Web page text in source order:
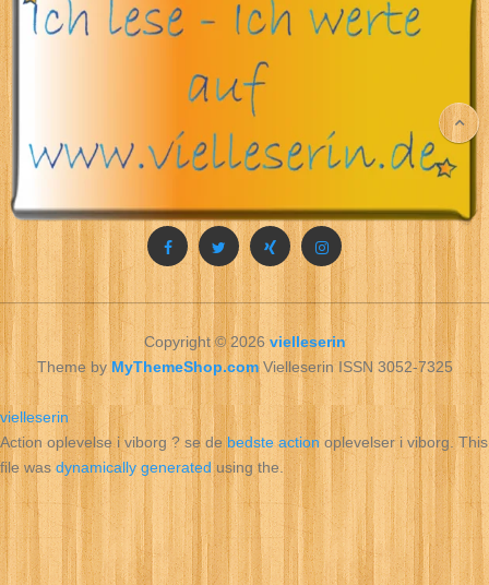
Copyright © 2026vielleserin
Theme by MyThemeShop.comVielleserin ISSN 3052-7325
vielleserin
Action oplevelse i viborg ? se debedste actionoplevelser i viborg. This
file wasdynamically generatedusing the.